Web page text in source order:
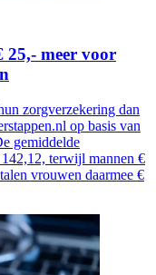
meer voor
zorgverzekering dan
op basis van
gemiddelde
terwijl mannen €
vrouwen daarmee €